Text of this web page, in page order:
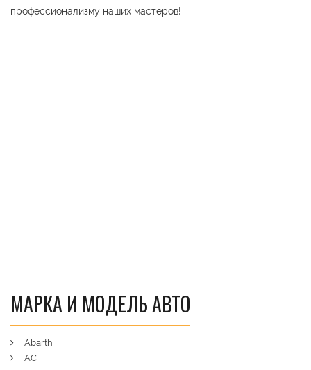
профессионализму наших мастеров!
МАРКА И МОДЕЛЬ АВТО
Abarth
AC